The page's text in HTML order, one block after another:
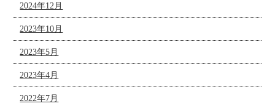
2024年12月
2023年10月
2023年5月
2023年4月
2022年7月